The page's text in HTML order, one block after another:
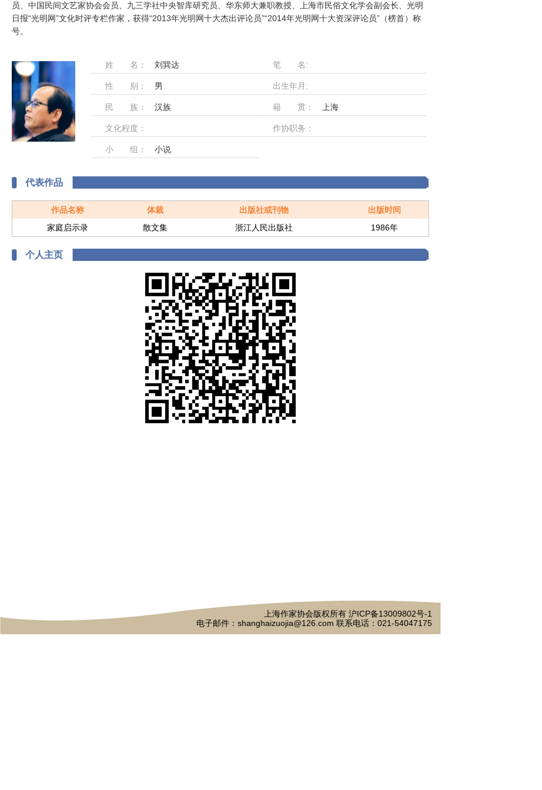
员、中国民间文艺家协会会员、九三学社中央智库研究员、华东师大兼职教授、上海市民俗文化学会副会长、光明
日报“光明网”文化时评专栏作家，获得“2013年光明网十大杰出评论员”“2014年光明网十大资深评论员”（榜首）称
号。
姓 名： 刘巽达 笔 名:
性 别： 男 出生年月:
民 族： 汉族 籍 贯： 上海
文化程度： 作协职务：
小 组： 小说
代表作品
作品名称 体裁 出版社或刊物
出版时间
家庭启示录
散文集 浙江人民出版社 1986年
个人主页
上海作家协会版权所有 沪ICP备13009802号-1
电子邮件：shanghaizuojia@126.com 联系电话：021-54047175